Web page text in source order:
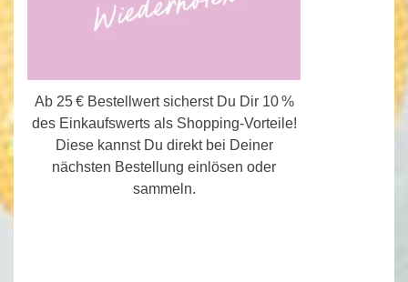
Ab 25 € Bestellwert sicherst Du Dir 10 %
des Einkaufswerts als Shopping-Vorteile!
Diese kannst Du direkt bei Deiner
nächsten Bestellung einlösen oder
sammeln.